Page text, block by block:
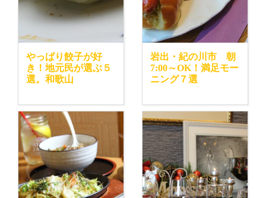
やっぱり餃子が好
き！地元民が選ぶ５
選。和歌山
岩出・紀の川市 朝
7:00～OK！満足モー
ニング７選